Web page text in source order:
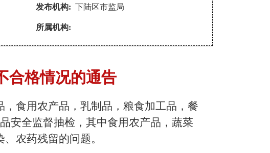
发布机构: 下陆区市监局
所属机构:
合格情况的通告
，食用农产品，乳制品，粮食加工品，餐
安全监督抽检，其中食用农产品，蔬菜
农药残留的问题。